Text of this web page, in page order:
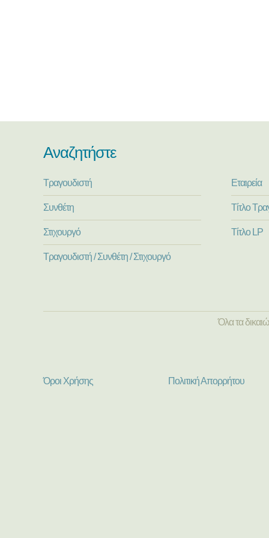
Αναζητήστε
Τραγουδιστή
Συνθέτη
Στιχουργό
Τραγουδιστή / Συνθέτη / Στιχουργό
Εταιρεία
Τίτλο
Τίτλο LP
Όλα τα
Όροι Χρήσης Πολιτική Απορρήτου